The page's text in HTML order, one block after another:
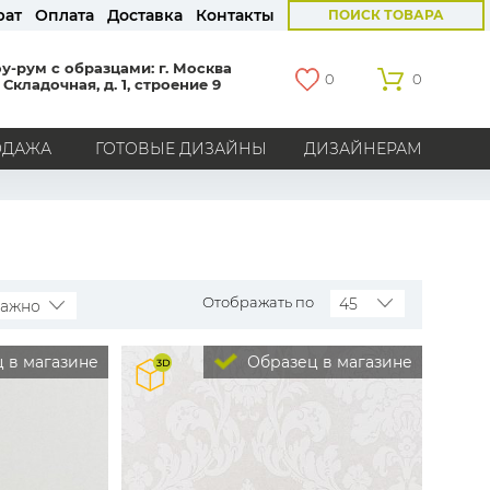
Оплата Доставка Контакты ПОИСК ТОВАРА
рум с образцами: г. Москва
Складочная, д. 1, строение 9
0 0
ГОТОВЫЕ ДИЗАЙНЫ ДИЗАЙНЕРАМ
Marburg
Loymina Milassa Aura
York
Andrea Rossi
Отображать по 45
в магазине Образец в магазине